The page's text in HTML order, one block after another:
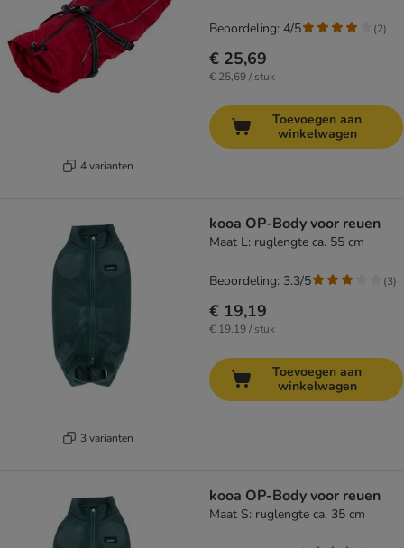
4 varianten
€ 25,69
€ 25,69 / stuk
Beoordeling: 4/5 (2)
Toevoegen aan
winkelwagen
3 varianten
kooa OP-Body voor reuen
Maat L: ruglengte ca. 55 cm
€ 19,19
€ 19,19 / stuk
Beoordeling: 3.3/5 (3)
Toevoegen aan
winkelwagen
kooa OP-Body voor reuen
Maat S: ruglengte ca. 35 cm